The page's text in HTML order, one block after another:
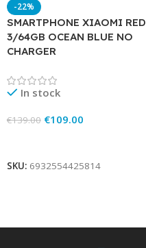
-22%
SMARTPHONE XIAOMI
3/64GB OCEAN BLUE NO
CHARGER
In stock
€139.00 €109.00
SKU: 6932554425814